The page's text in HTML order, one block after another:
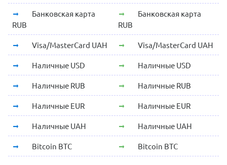
Банковская карта
RUB
Банковская карта
RUB
Visa/MasterCard UAH Visa/MasterCard UAH
Наличные USD Наличные USD
Наличные RUB Наличные RUB
Наличные EUR Наличные EUR
Наличные UAH Наличные UAH
Bitcoin BTC Bitcoin BTC